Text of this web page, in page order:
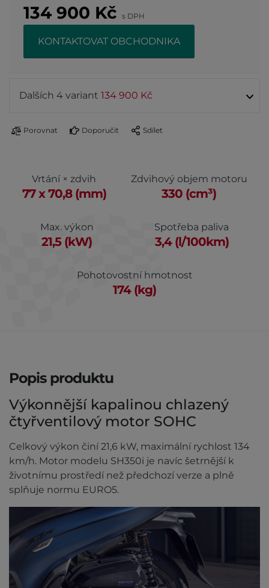
134 900 Kč s DPH
KONTAKTOVAT OBCHODNIKA
Dalších 4 variant 134 900 Kč
Porovnat Doporučit Sdílet
Vrtání × zdvih
77 x 70,8 (mm)
Zdvihový objem motoru
330 (cm³)
Max. výkon
21,5 (kW)
Spotřeba paliva
3,4 (l/100km)
Pohotovostní hmotnost
174 (kg)
Popis produktu
Výkonnější kapalinou chlazený
čtyřventilový motor SOHC
Celkový výkon činí 21,6 kW, maximální rychlost 134
km/h. Motor modelu SH350i je navíc šetrnější k
životnímu prostředí než předchozí verze a plně
splňuje normu EURO5.